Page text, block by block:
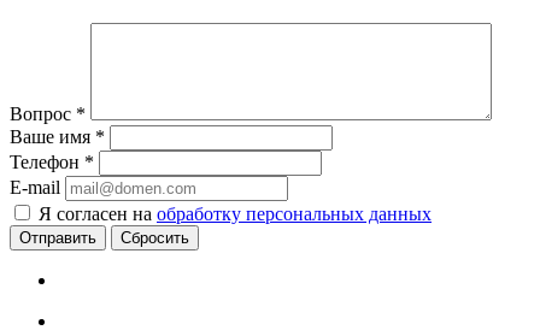
Вопрос *
Ваше имя *
Телефон *
E-mail
Я согласен на обработку персональных данных
Сбросить